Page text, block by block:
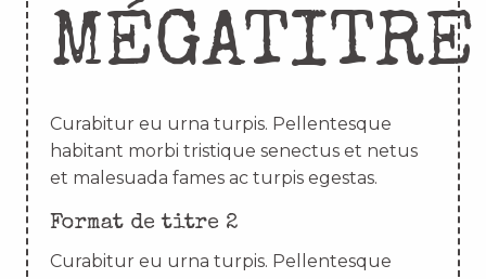
MÉGATITRE
Curabitur eu urna turpis. Pellentesque
habitant morbi tristique senectus et netus
et malesuada fames ac turpis egestas.
Format de titre 2
Curabitur eu urna turpis. Pellentesque